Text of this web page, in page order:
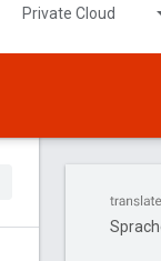
Private Cloud